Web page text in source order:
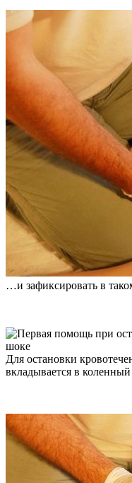
…и зафиксировать в
Для остановки
вкладывается в коленный